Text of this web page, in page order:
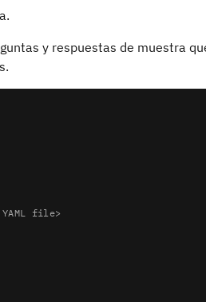
y respuestas de muestra
file>